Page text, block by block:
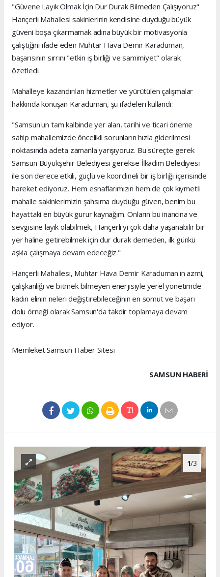
"Güvene Layık Olmak İçin Dur Durak Bilmeden Çalışıyoruz"
Hançerli Mahallesi sakinlerinin kendisine duyduğu büyük
güveni boşa çıkarmamak adına büyük bir motivasyonla
çalıştığını ifade eden Muhtar Hava Demir Karaduman,
başarısının sırrını "etkin iş birliği ve samimiyet" olarak
özetledi.
Mahalleye kazandırılan hizmetler ve yürütülen çalışmalar
hakkında konuşan Karaduman, şu ifadeleri kullandı:
"Samsun'un tam kalbinde yer alan, tarihi ve ticari öneme
sahip mahallemizde öncelikli sorunların hızla giderilmesi
noktasında adeta zamanla yarışıyoruz. Bu süreçte gerek
Samsun Büyükşehir Belediyesi gerekse İlkadım Belediyesi
ile son derece etkili, güçlü ve koordineli bir iş birliği içerisinde
hareket ediyoruz. Hem esnaflarımızın hem de çok kıymetli
mahalle sakinlerimizin şahsıma duyduğu güven, benim bu
hayattaki en büyük gurur kaynağım. Onların bu inancına ve
sevgisine layık olabilmek, Hançerli'yi çok daha yaşanabilir bir
yer haline getirebilmek için dur durak demeden, ilk günkü
aşkla çalışmaya devam edeceğiz."
Hançerli Mahallesi, Muhtar Hava Demir Karaduman'ın azmi,
çalışkanlığı ve bitmek bilmeyen enerjisiyle yerel yönetimde
kadın elinin neleri değiştirebileceğinin en somut ve başarı
dolu örneği olarak Samsun'da takdir toplamaya devam
ediyor.
Memleket Samsun Haber Sitesi
SAMSUN HABERİ
1/3